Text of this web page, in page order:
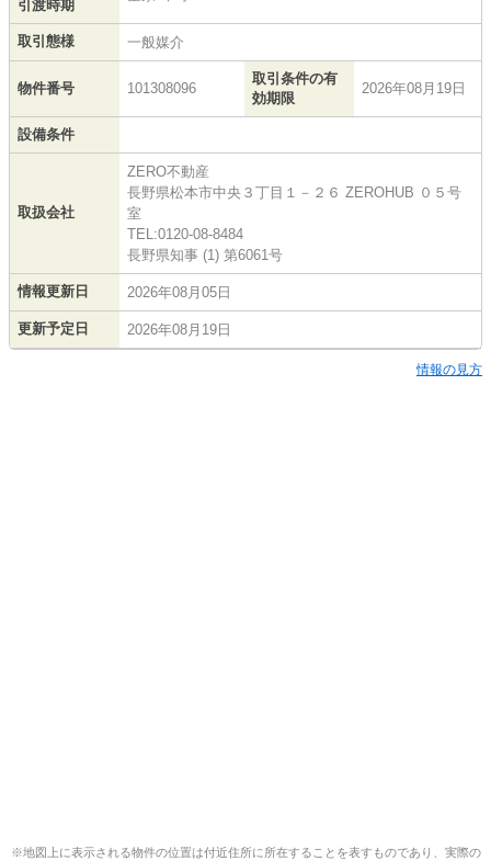
引渡時期
取引態様 一般媒介
物件番号 101308096
取引条件の有
効期限
2026年08月19日
設備条件
取扱会社
ZERO不動産
長野県松本市中央３丁目１－２６ ZEROHUB ０５号
室
TEL:0120-08-8484
長野県知事 (1) 第6061号
情報更新日 2026年08月05日
更新予定日 2026年08月19日
情報の見方
※地図上に表示される物件の位置は付近住所に所在することを表すものであり、実際の